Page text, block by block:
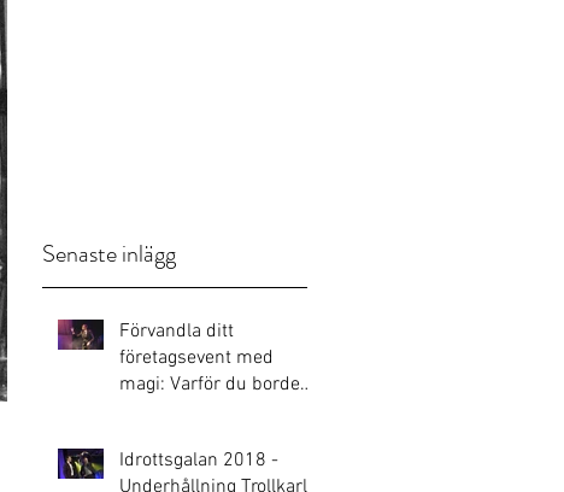
Senaste inlägg
Förvandla ditt
företagsevent med
magi: Varför du borde
Idrottsgalan 2018 -
Underhållning Trollkarl